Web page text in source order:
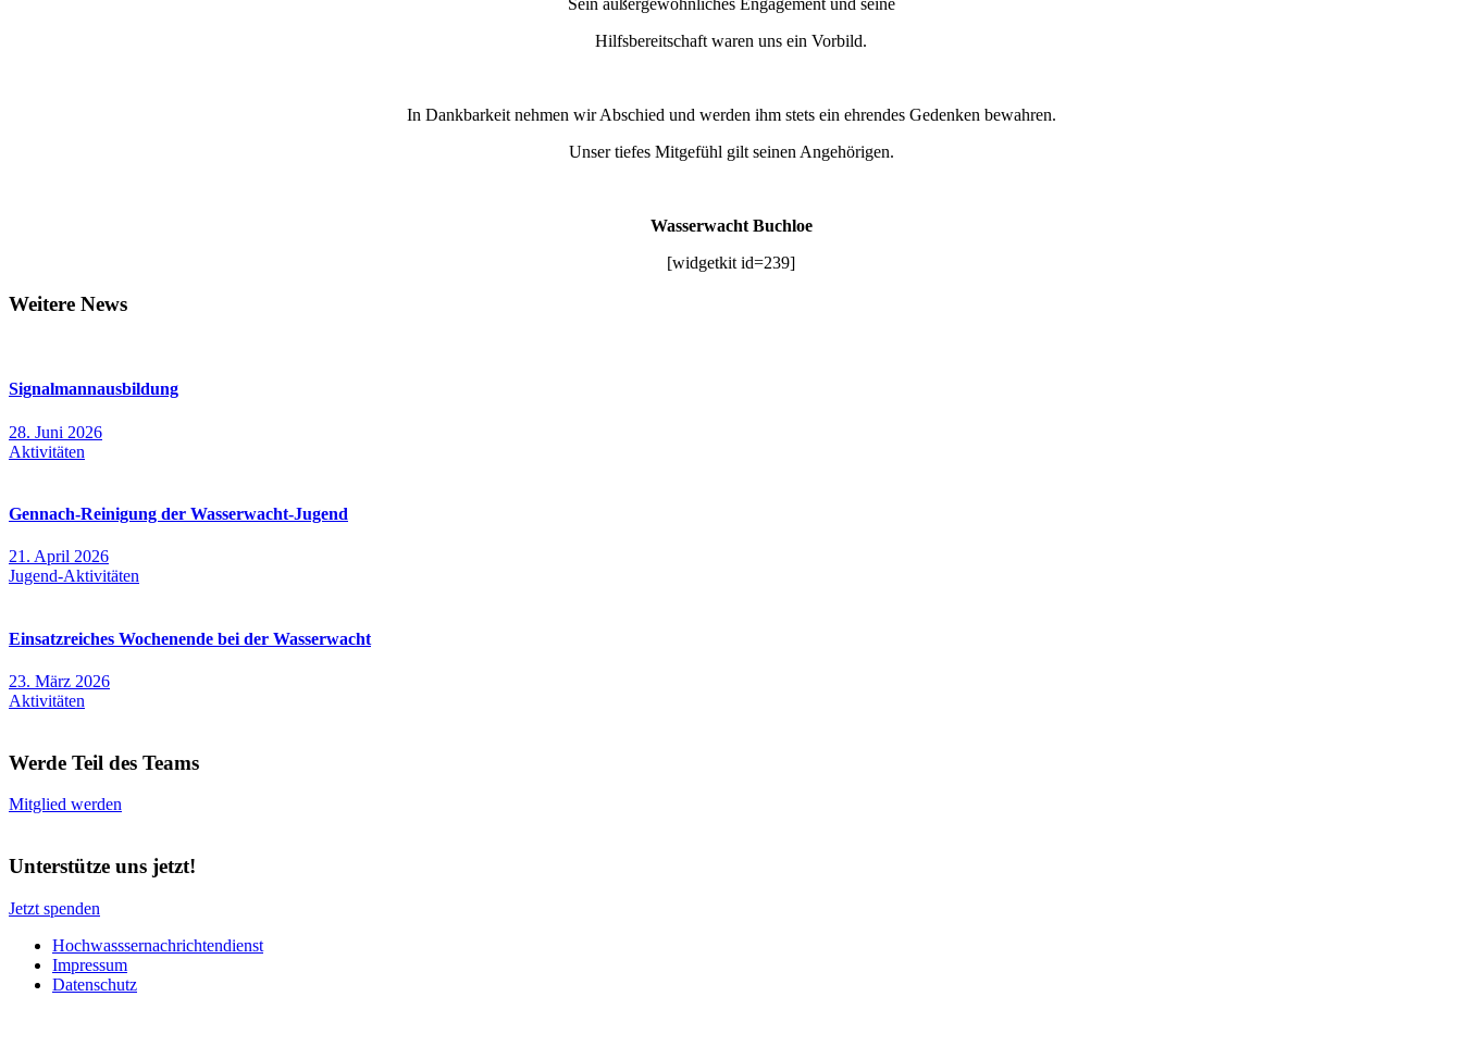
Hilfsbereitschaft waren uns ein Vorbild.
In Dankbarkeit nehmen wir Abschied und werden ihm stets ein ehrendes Gedenken bewahren.
Unser tiefes Mitgefühl gilt seinen Angehörigen.
Wasserwacht Buchloe
[widgetkit id=239]
Weitere News
Signalmannausbildung
28. Juni 2026
Aktivitäten
Gennach-Reinigung der Wasserwacht-Jugend
21. April 2026
Jugend-Aktivitäten
Einsatzreiches Wochenende bei der Wasserwacht
23. März 2026
Aktivitäten
Werde Teil des Teams
Mitglied werden
Unterstütze uns jetzt!
Jetzt spenden
Hochwasssernachrichtendienst
Impressum
Datenschutz